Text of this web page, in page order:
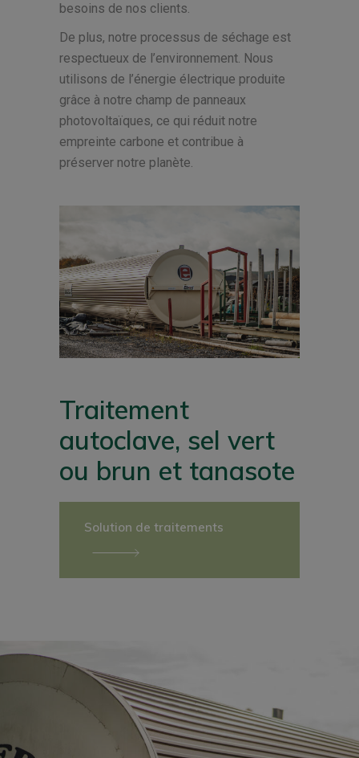
besoins de nos clients.
De plus, notre processus de séchage est
respectueux de l’environnement. Nous
utilisons de l’énergie électrique produite
grâce à notre champ de panneaux
photovoltaïques, ce qui réduit notre
empreinte carbone et contribue à
préserver notre planète.
Traitement
autoclave, sel vert
ou brun et tanasote
Solution de traitements